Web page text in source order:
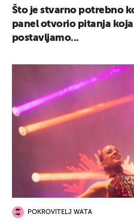
Što je stvarno potrebno
panel otvorio pitanja koja
postavljamo...
POKROVITELJ WATA